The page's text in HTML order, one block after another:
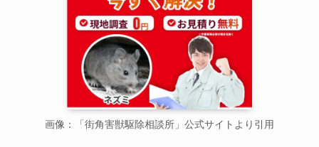
画像：「街角害獣駆除相談所」公式サイトより引用